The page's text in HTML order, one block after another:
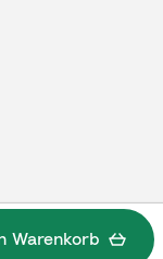
Warenkorb